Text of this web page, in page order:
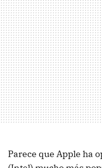
Parece que Apple ha